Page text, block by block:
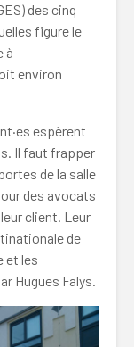
des cinq
figure le
à
environ
espèrent
Il faut frapper
de la salle
des avocats
client. Leur
de
et les
Hugues Falys.